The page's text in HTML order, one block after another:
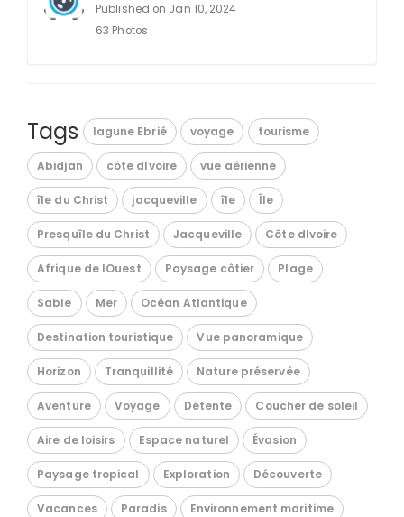
Published on Jan 10, 2024
63 Photos
Tags lagune Ebrié voyage tourisme
Abidjan côte dIvoire vue aérienne
île du Christ jacqueville île Île
Presquîle du Christ Jacqueville Côte dIvoire
Afrique de lOuest Paysage côtier Plage
Sable Mer Océan Atlantique
Destination touristique Vue panoramique
Horizon Tranquillité Nature préservée
Aventure Voyage Détente Coucher de soleil
Aire de loisirs Espace naturel Évasion
Paysage tropical Exploration Découverte
Vacances Paradis Environnement maritime